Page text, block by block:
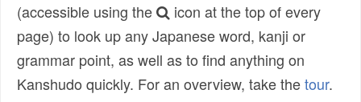
(accessible using the
icon at the top of every
page) to look up any Japanese word, kanji or
grammar point, as well as to find anything on
Kanshudo quickly. For an overview, take thetour.